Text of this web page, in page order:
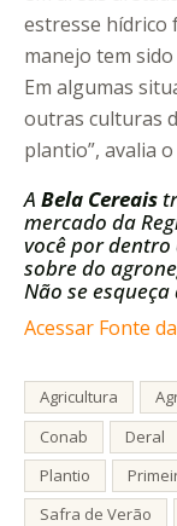
estresse hídrico
manejo tem
Em algumas
outras culturas
plantio”, avalia
A Bela Cereais
mercado da
você por dentro
sobre do
Não se
Acessar Fonte
Agricultura
Conab
Deral
Plantio
Safra de Verão